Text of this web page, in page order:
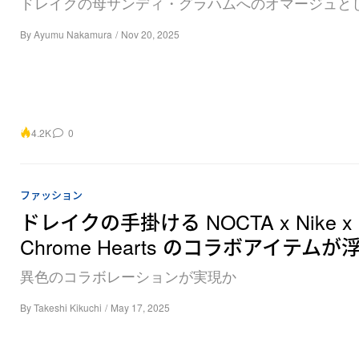
ByAyumu Nakamura / Nov 20, 2025
4.2K 0
ファッション
ドレイクの手掛ける NOCTA x Nike x
Chrome Hearts のコラボアイテムが
異色のコラボレーションが実現か
ByTakeshi Kikuchi / May 17, 2025